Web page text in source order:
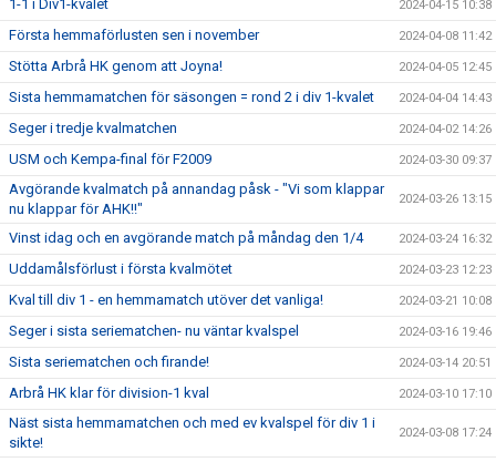
1-1 i Div1-kvalet 2024-04-15 10:38
Första hemmaförlusten sen i november 2024-04-08 11:42
Stötta Arbrå HK genom att Joyna! 2024-04-05 12:45
Sista hemmamatchen för säsongen = rond 2 i div 1-kvalet 2024-04-04 14:43
Seger i tredje kvalmatchen 2024-04-02 14:26
USM och Kempa-final för F2009 2024-03-30 09:37
Avgörande kvalmatch på annandag påsk - "Vi som klappar
nu klappar för AHK!!"
2024-03-26 13:15
Vinst idag och en avgörande match på måndag den 1/4 2024-03-24 16:32
Uddamålsförlust i första kvalmötet 2024-03-23 12:23
Kval till div 1 - en hemmamatch utöver det vanliga! 2024-03-21 10:08
Seger i sista seriematchen- nu väntar kvalspel 2024-03-16 19:46
Sista seriematchen och firande! 2024-03-14 20:51
Arbrå HK klar för division-1 kval 2024-03-10 17:10
Näst sista hemmamatchen och med ev kvalspel för div 1 i
sikte!
2024-03-08 17:24